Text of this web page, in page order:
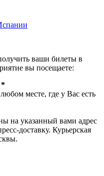
ваши билеты в
вы посещаете:
*
месте, где у Вас есть
на указанный вами адрес
доставку. Курьерская